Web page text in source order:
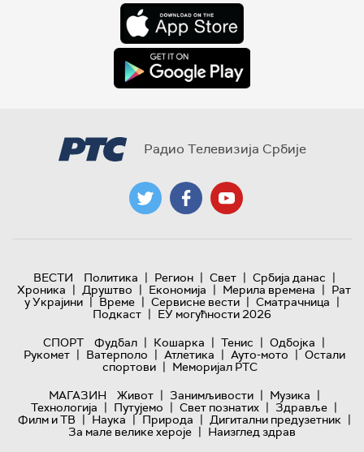
Радио Телевизија Србије
ВЕСТИ Политика | Регион | Свет | Србија данас |
Хроника | Друштво | Економија | Мерила времена | Рат
у Украјини | Време | Сервисне вести | Сматрачница |
Подкаст | ЕУ могућности 2026
СПОРТ
Фудбал | Кошарка | Тенис | Одбојка |
Рукомет | Ватерполо | Атлетика | Ауто-мото | Остали
спортови | Меморијал РТС
МАГАЗИН
Живот | Занимљивости | Музика |
Технологијa | Путујемо | Свет познатих | Здравље |
Филм и ТВ | Наука | Природа | Дигитални предузетник |
За мале велике хероје | Наизглед здрав